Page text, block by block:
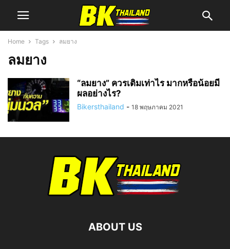
Home Tags ลมยาง
ลมยาง
“ลมยาง” ควรเติมเท่าไร มากหรือน้อยมี
ผลอย่างไร?
Bikersthailand - 18 พฤษภาคม 2021
ABOUT US